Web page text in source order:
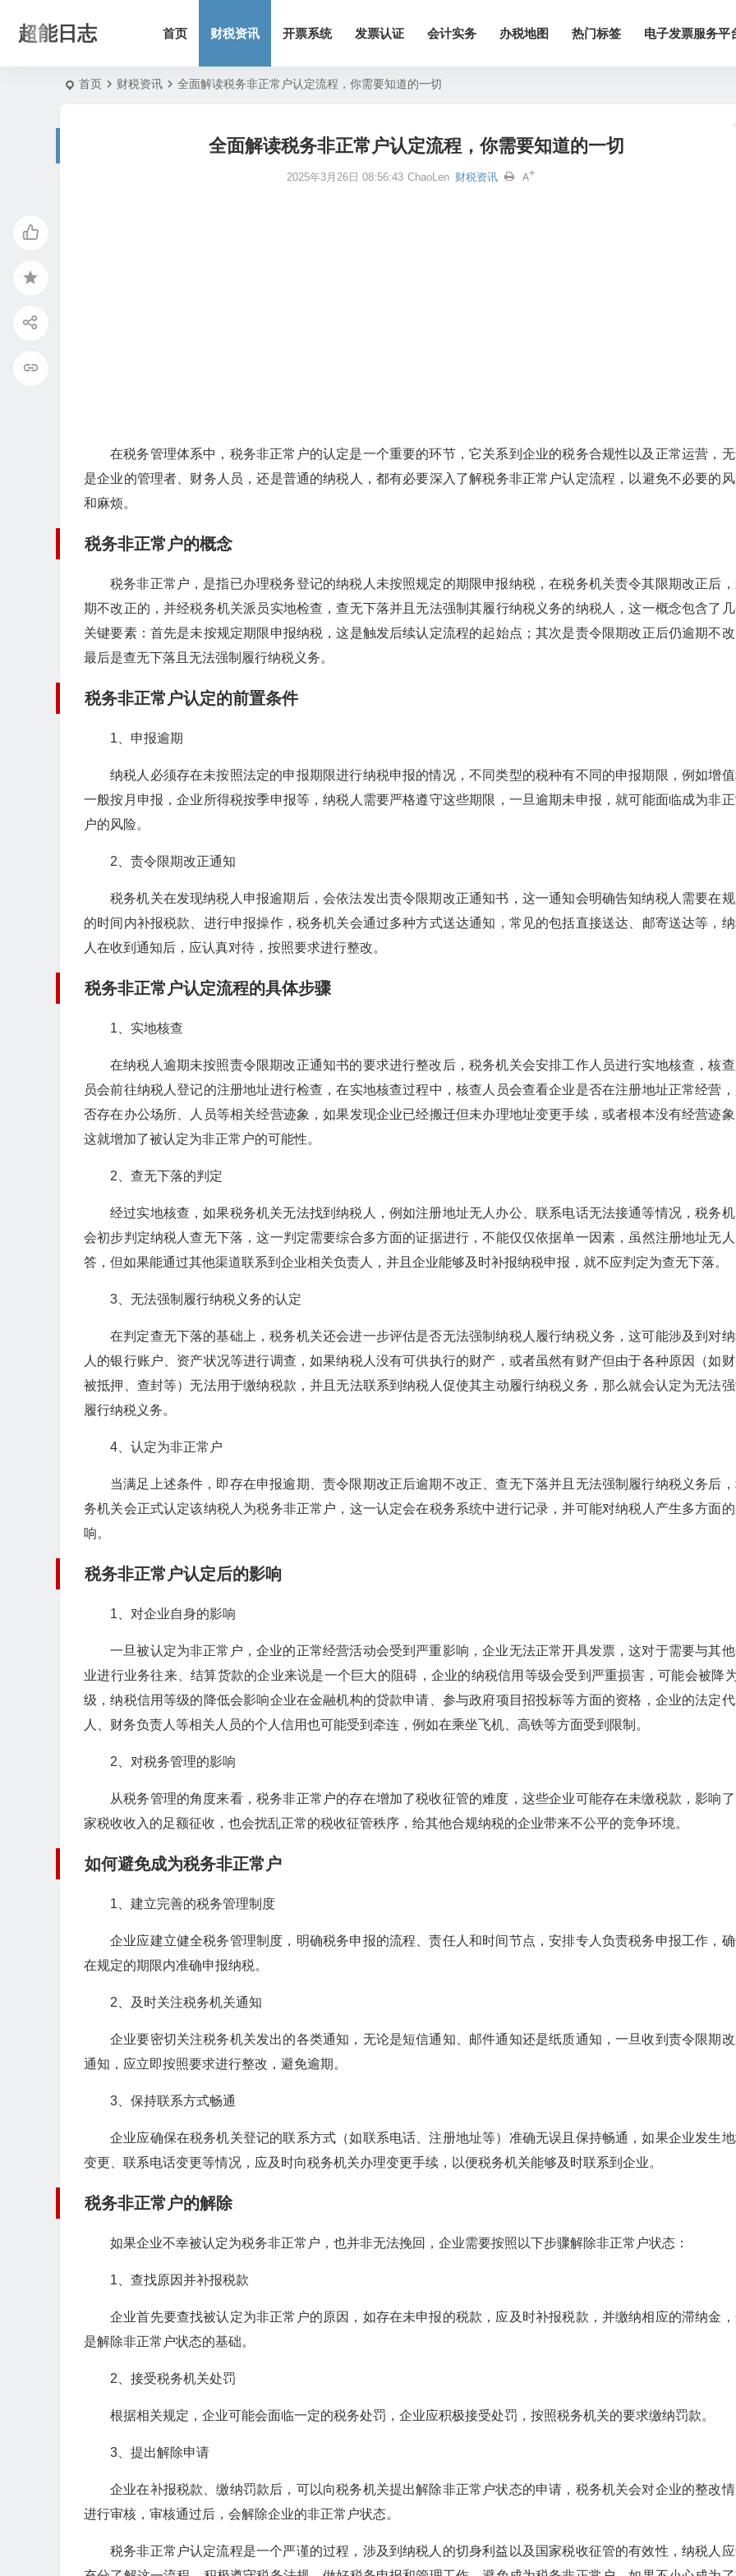
超能日志 首页 财税资讯 开票系统 发票认证 会计实务 办税地图 热门标签 电子发票服务平
首页 财税资讯 全面解读税务非正常户认定流程，你需要知道的一切
全面解读税务非正常户认定流程，你需要知道的一切
2025年3月26日 08:56:43 ChaoLen 财税资讯
在税务管理体系中，税务非正常户的认定是一个重要的环节，它关系到企业的税务合规性以及正常运营，
是企业的管理者、财务人员，还是普通的纳税人，都有必要深入了解税务非正常户认定流程，以避免不必要的
和麻烦。
税务非正常户的概念
税务非正常户，是指已办理税务登记的纳税人未按照规定的期限申报纳税，在税务机关责令其限期改正后
期不改正的，并经税务机关派员实地检查，查无下落并且无法强制其履行纳税义务的纳税人，这一概念包含了
关键要素：首先是未按规定期限申报纳税，这是触发后续认定流程的起始点；其次是责令限期改正后仍逾期不改
最后是查无下落且无法强制履行纳税义务。
税务非正常户认定的前置条件
1、申报逾期
纳税人必须存在未按照法定的申报期限进行纳税申报的情况，不同类型的税种有不同的申报期限，例如增
一般按月申报，企业所得税按季申报等，纳税人需要严格遵守这些期限，一旦逾期未申报，就可能面临成为非正
户的风险。
2、责令限期改正通知
税务机关在发现纳税人申报逾期后，会依法发出责令限期改正通知书，这一通知会明确告知纳税人需要在
的时间内补报税款、进行申报操作，税务机关会通过多种方式送达通知，常见的包括直接送达、邮寄送达等，
人在收到通知后，应认真对待，按照要求进行整改。
税务非正常户认定流程的具体步骤
1、实地核查
在纳税人逾期未按照责令限期改正通知书的要求进行整改后，税务机关会安排工作人员进行实地核查，核查
员会前往纳税人登记的注册地址进行检查，在实地核查过程中，核查人员会查看企业是否在注册地址正常经营
否存在办公场所、人员等相关经营迹象，如果发现企业已经搬迁但未办理地址变更手续，或者根本没有经营迹象
这就增加了被认定为非正常户的可能性。
2、查无下落的判定
经过实地核查，如果税务机关无法找到纳税人，例如注册地址无人办公、联系电话无法接通等情况，税务
会初步判定纳税人查无下落，这一判定需要综合多方面的证据进行，不能仅仅依据单一因素，虽然注册地址无
答，但如果能通过其他渠道联系到企业相关负责人，并且企业能够及时补报纳税申报，就不应判定为查无下落。
3、无法强制履行纳税义务的认定
在判定查无下落的基础上，税务机关还会进一步评估是否无法强制纳税人履行纳税义务，这可能涉及到对
人的银行账户、资产状况等进行调查，如果纳税人没有可供执行的财产，或者虽然有财产但由于各种原因（如
被抵押、查封等）无法用于缴纳税款，并且无法联系到纳税人促使其主动履行纳税义务，那么就会认定为无法强
履行纳税义务。
4、认定为非正常户
当满足上述条件，即存在申报逾期、责令限期改正后逾期不改正、查无下落并且无法强制履行纳税义务后
务机关会正式认定该纳税人为税务非正常户，这一认定会在税务系统中进行记录，并可能对纳税人产生多方面
响。
税务非正常户认定后的影响
1、对企业自身的影响
一旦被认定为非正常户，企业的正常经营活动会受到严重影响，企业无法正常开具发票，这对于需要与其
业进行业务往来、结算货款的企业来说是一个巨大的阻碍，企业的纳税信用等级会受到严重损害，可能会被降
级，纳税信用等级的降低会影响企业在金融机构的贷款申请、参与政府项目招投标等方面的资格，企业的法定
人、财务负责人等相关人员的个人信用也可能受到牵连，例如在乘坐飞机、高铁等方面受到限制。
2、对税务管理的影响
从税务管理的角度来看，税务非正常户的存在增加了税收征管的难度，这些企业可能存在未缴税款，影响了
家税收收入的足额征收，也会扰乱正常的税收征管秩序，给其他合规纳税的企业带来不公平的竞争环境。
如何避免成为税务非正常户
1、建立完善的税务管理制度
企业应建立健全税务管理制度，明确税务申报的流程、责任人和时间节点，安排专人负责税务申报工作，
在规定的期限内准确申报纳税。
2、及时关注税务机关通知
企业要密切关注税务机关发出的各类通知，无论是短信通知、邮件通知还是纸质通知，一旦收到责令限期
通知，应立即按照要求进行整改，避免逾期。
3、保持联系方式畅通
企业应确保在税务机关登记的联系方式（如联系电话、注册地址等）准确无误且保持畅通，如果企业发生
变更、联系电话变更等情况，应及时向税务机关办理变更手续，以便税务机关能够及时联系到企业。
税务非正常户的解除
如果企业不幸被认定为税务非正常户，也并非无法挽回，企业需要按照以下步骤解除非正常户状态：
1、查找原因并补报税款
企业首先要查找被认定为非正常户的原因，如存在未申报的税款，应及时补报税款，并缴纳相应的滞纳金
是解除非正常户状态的基础。
2、接受税务机关处罚
根据相关规定，企业可能会面临一定的税务处罚，企业应积极接受处罚，按照税务机关的要求缴纳罚款。
3、提出解除申请
企业在补报税款、缴纳罚款后，可以向税务机关提出解除非正常户状态的申请，税务机关会对企业的整改
进行审核，审核通过后，会解除企业的非正常户状态。
税务非正常户认定流程是一个严谨的过程，涉及到纳税人的切身利益以及国家税收征管的有效性，纳税人